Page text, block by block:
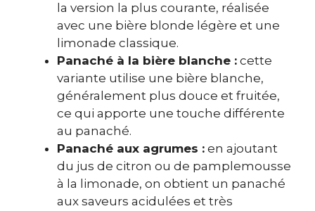
la version la plus courante, réalisée
avec une bière blonde légère et une
limonade classique.
Panaché à la bière blanche : cette
variante utilise une bière blanche,
généralement plus douce et fruitée,
ce qui apporte une touche différente
au panaché.
Panaché aux agrumes : en ajoutant
du jus de citron ou de pamplemousse
à la limonade, on obtient un panaché
aux saveurs acidulées et très